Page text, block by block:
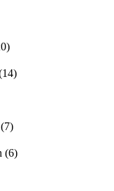
)
14)
7)
(6)